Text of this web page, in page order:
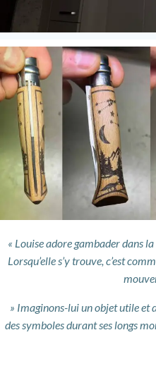
« Louise adore gambader dans
Lorsqu’elle s’y trouve, c’est
» Imaginons-lui un objet utile
des symboles durant ses longs